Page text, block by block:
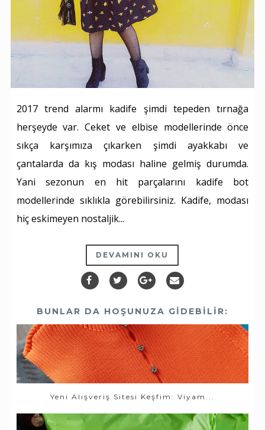
2017 trend alarmı kadife şimdi tepeden tırnağa
herşeyde var. Ceket ve elbise modellerinde önce
sıkça karşımıza çıkarken şimdi ayakkabı ve
çantalarda da kış modası haline gelmiş durumda.
Yani sezonun en hit parçalarını kadife bot
modellerinde sıklıkla görebilirsiniz. Kadife, modası
hiç eskimeyen nostaljik...
DEVAMINI OKU
BUNLAR DA HOŞUNUZA GIDEBILIR:
Yeni Alışveriş Sitesi Keşfim: Viyam...